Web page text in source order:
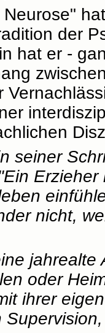
der
hat er -
seiner
nicht,
oder
ihrer